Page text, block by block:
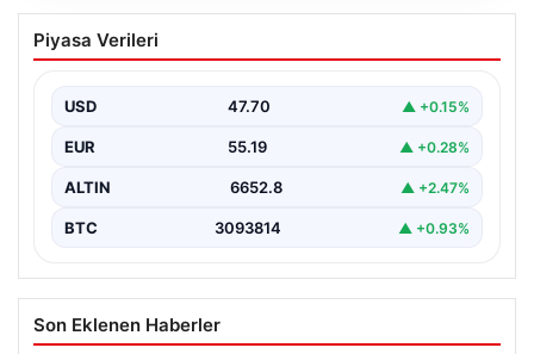
Bakan Işıkhan açıkladı! Tekstil
sektörüne yönelik işbirliği protokolü
Bakanlıktan yapılan açıklamaya göre, imza törenine
Piyasa Verileri
USD 47.70 ▲ +0.15%
EUR 55.19 ▲ +0.28%
ALTIN 6652.8 ▲ +2.47%
BTC 3093814 ▲ +0.93%
Son Eklenen Haberler